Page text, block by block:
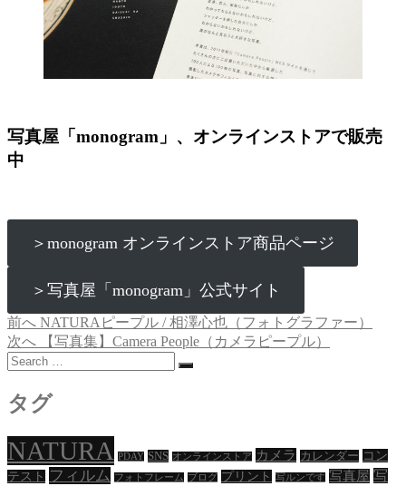
写真屋「monogram」、オンラインストアで販売
中
＞monogram オンラインストア商品ページ
＞写真屋「monogram」公式サイト
投
稿
ビ
ゲ
ー
前へ 過
去
の
稿:
NATURAピープル / 相澤心也（フォトグラファー）
次へ
次
の
稿:
【写真集】Camera People（カメラピープル）
Search
…
タグ
NATURA PDAY SNS オンラインストア カメラ カレンダー コン
テスト フィルム フォトフレーム ブログ プリント 写ルンです 写真屋 写